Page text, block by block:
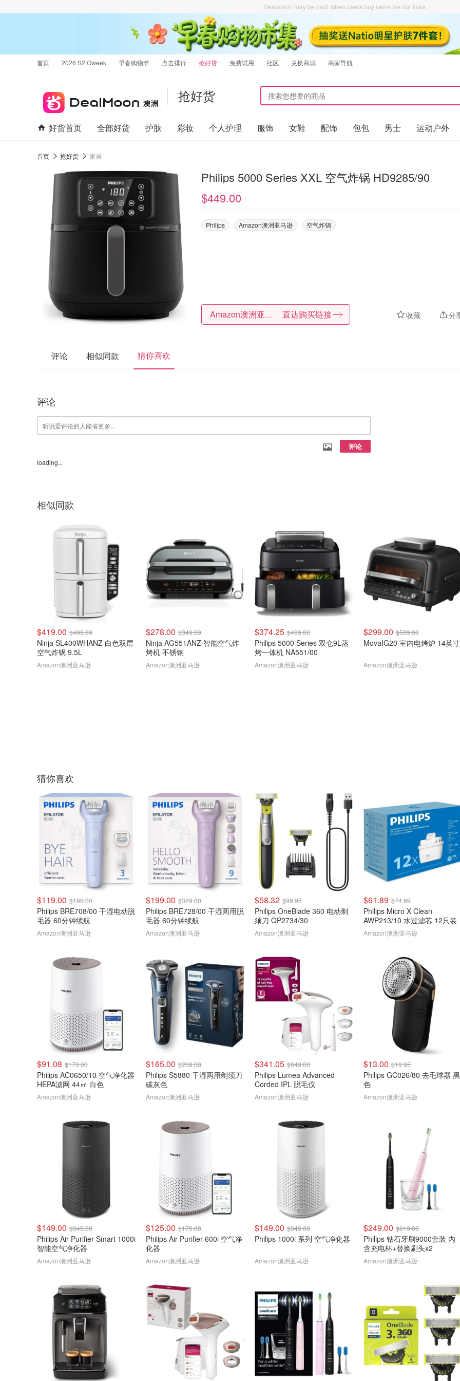
Dealmoon may be paid when users buy items via our links.
首页 2026 S2 Oweek 早春购物节 点击排行 抢好货 免费试用 社区 兑换商城 商家导航
抢好货
好货首页 全部好货 护肤 彩妆 个人护理 服饰 女鞋 配饰 包包 男士 运动户外
首页 抢好货 家居
Philips 5000 Series XXL 空气炸锅 HD9285/90
$449.00
Philips Amazon澳洲亚马逊 空气炸锅
收藏 分
Amazon澳洲亚马逊 直达购买链接
评论 相似同款 猜你喜欢
评论
评论
loading...
相似同款
$419.00 $499.99
Ninja SL400WHANZ 白色双层
空气炸锅 9.5L
Amazon澳洲亚马逊
$278.00 $349.99
Ninja AG551ANZ 智能空气炸
烤机 不锈钢
Amazon澳洲亚马逊
$374.25 $499.00
Philips 5000 Series 双仓9L蒸
烤一体机 NA551/00
Amazon澳洲亚马逊
$299.00 $599.00
MovaIG20 室内电烤炉 14英寸
Amazon澳洲亚马逊
猜你喜欢
$119.00 $199.00
Philips BRE708/00 干湿电动脱
毛器 60分钟续航
Amazon澳洲亚马逊
$199.00 $329.00
Philips BRE728/00 干湿两用脱
毛器 60分钟续航
Amazon澳洲亚马逊
$58.32 $99.95
Philips OneBlade 360 电动剃
须刀 QP2734/30
Amazon澳洲亚马逊
$61.89 $74.99
Philips Micro X Clean
AWP213/10 水过滤芯 12只装
Amazon澳洲亚马逊
$91.08 $179.00
Philips AC0650/10 空气净化器
HEPA滤网 44㎡ 白色
Amazon澳洲亚马逊
$165.00 $209.00
Philips S5880 干湿两用剃须刀
碳灰色
Amazon澳洲亚马逊
$341.05 $849.00
Philips Lumea Advanced
Corded IPL 脱毛仪
Amazon澳洲亚马逊
$13.00 $19.95
Philips GC026/80 去毛球器 黑
色
Amazon澳洲亚马逊
$149.00 $349.00
Philips Air Purifier Smart 1000i
智能空气净化器
Amazon澳洲亚马逊
$125.00 $179.00
Philips Air Purifier 600i 空气净
化器
Amazon澳洲亚马逊
$149.00 $349.00
Philips 1000i 系列 空气净化器
Amazon澳洲亚马逊
$249.00 $619.00
Philips 钻石牙刷9000套装 内
含充电杯+替换刷头x2
Amazon澳洲亚马逊